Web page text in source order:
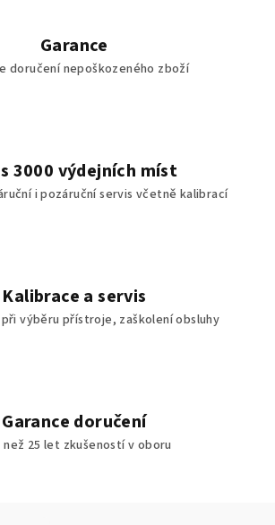
Garance
doručení nepoškozeného zboží
3000 výdejních míst
i pozáruční servis včetně kalibrací
Kalibrace a servis
výběru přístroje, zaškolení obsluhy
Garance doručení
než 25 let zkušeností v oboru